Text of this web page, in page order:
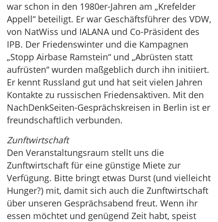
war schon in den 1980er-Jahren am „Krefelder
Appell“ beteiligt. Er war Geschäftsführer des VDW,
von NatWiss und IALANA und Co-Präsident des
IPB. Der Friedenswinter und die Kampagnen
„Stopp Airbase Ramstein“ und „Abrüsten statt
aufrüsten“ wurden maßgeblich durch ihn initiiert.
Er kennt Russland gut und hat seit vielen Jahren
Kontakte zu russischen Friedensaktiven. Mit den
NachDenkSeiten-Gesprächskreisen in Berlin ist er
freundschaftlich verbunden.
Zunftwirtschaft
Den Veranstaltungsraum stellt uns die
Zunftwirtschaft für eine günstige Miete zur
Verfügung. Bitte bringt etwas Durst (und vielleicht
Hunger?) mit, damit sich auch die Zunftwirtschaft
über unseren Gesprächsabend freut. Wenn ihr
essen möchtet und genügend Zeit habt, speist